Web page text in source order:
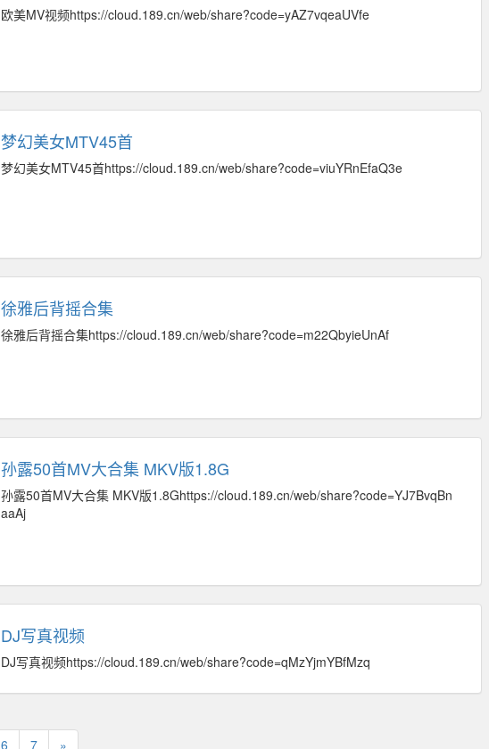
欧美MV视频https://cloud.189.cn/web/share?code=yAZ7vqeaUVfe
梦幻美女MTV45首
梦幻美女MTV45首https://cloud.189.cn/web/share?code=viuYRnEfaQ3e
徐雅后背摇合集
徐雅后背摇合集https://cloud.189.cn/web/share?code=m22QbyieUnAf
孙露50首MV大合集 MKV版1.8G
孙露50首MV大合集 MKV版1.8Ghttps://cloud.189.cn/web/share?code=YJ7BvqBn
aaAj
DJ写真视频
DJ写真视频https://cloud.189.cn/web/share?code=qMzYjmYBfMzq
6 7 »